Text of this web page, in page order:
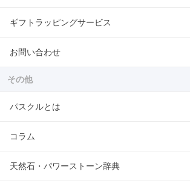
ギフトラッピングサービス
お問い合わせ
その他
パスクルとは
コラム
天然石・パワーストーン辞典